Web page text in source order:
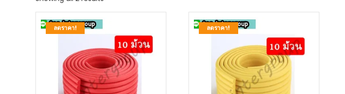
by
ลดราคา! ลดราคา!